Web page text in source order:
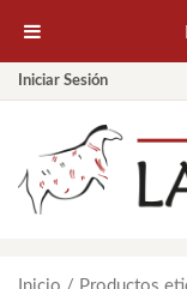
Iniciar Sesión